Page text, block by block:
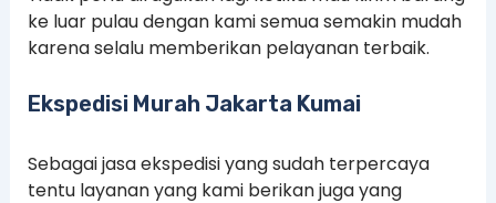
ke luar pulau dengan kami semua semakin mudah
karena selalu memberikan pelayanan terbaik.
Ekspedisi Murah Jakarta Kumai
Sebagai jasa ekspedisi yang sudah terpercaya
tentu layanan yang kami berikan juga yang